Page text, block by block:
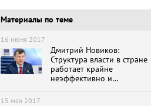
Материалы по теме
16 июня 2017
Дмитрий Новиков:
Структура власти в стране
работает крайне
неэффективно и
15 мая 2017